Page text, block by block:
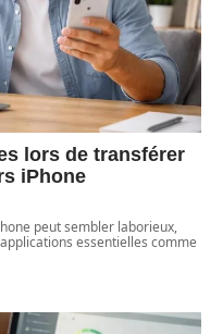
lors de transférer
iPhone
peut sembler laborieux,
essentielles comme